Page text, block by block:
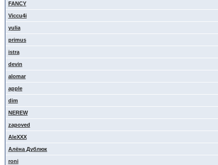
FANCY
Viccu4i
yulia
primus
istra
devin
alomar
apple
dim
NEREW
zapoved
AleXXX
Алёна Дублюк
roni